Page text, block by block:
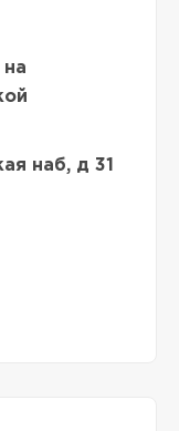
наб, д 31